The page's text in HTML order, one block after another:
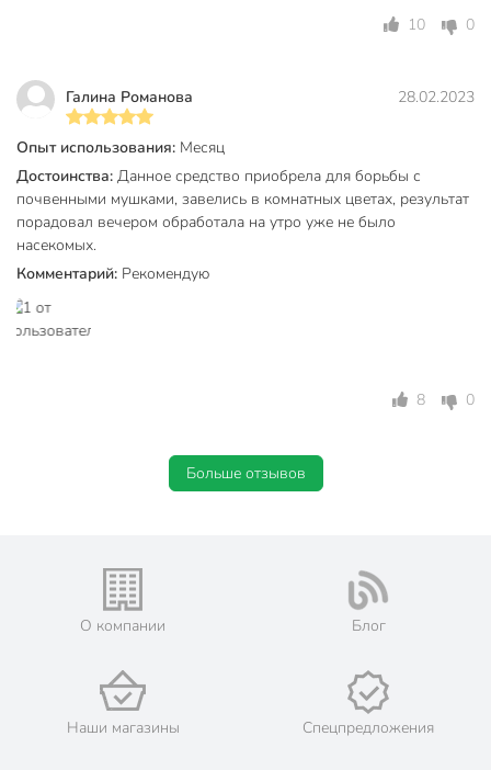
10 0
Галина Романова 28.02.2023
Опыт использования: Месяц
Достоинства: Данное средство приобрела для борьбы с
почвенными мушками, завелись в комнатных цветах, результат
порадовал вечером обработала на утро уже не было
насекомых.
Комментарий: Рекомендую
8 0
Больше отзывов
О компании Блог
Наши магазины Спецпредложения